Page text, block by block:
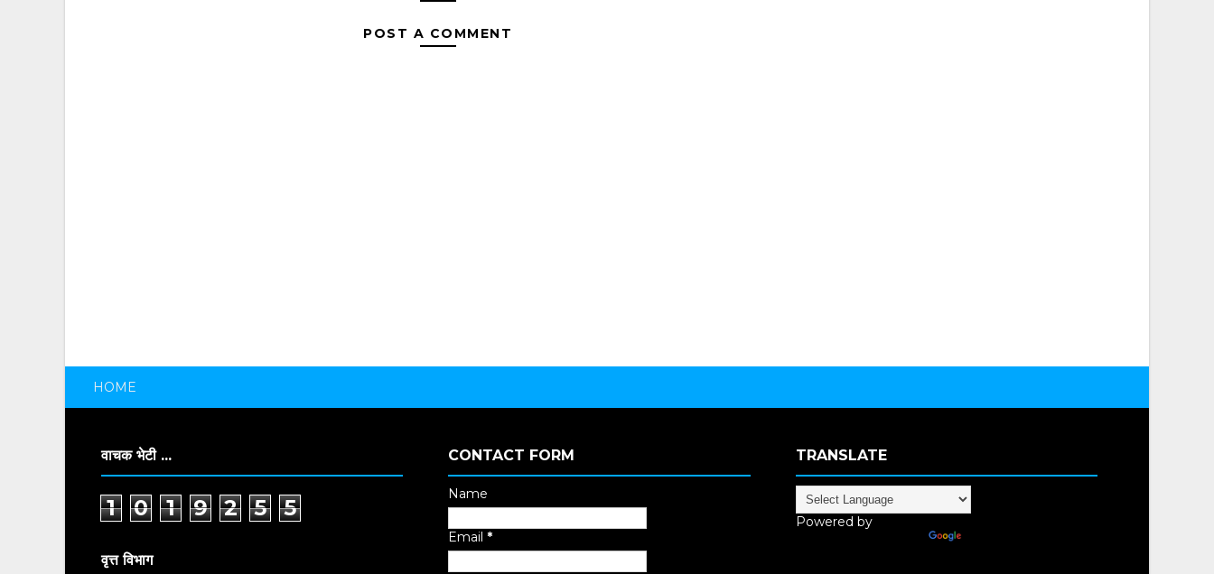
POST A COMMENT
HOME
वाचक भेटी ...
1 0 1 9 2 5 5
वृत्त विभाग
CONTACT FORM
Name
Email *
TRANSLATE
Powered by